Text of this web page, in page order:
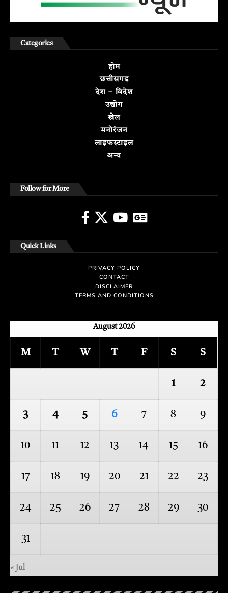
Categories
होम
छत्तीसगढ़
देश – विदेश
उद्योग
खेल
मनोरंजन
लाइफस्टाइल
अन्य
Follow for More
Quick Links
PRIVACY POLICY
CONTACT
DISCLAIMER
TERMS AND CONDITIONS
August 2026
M T W T F S S
1 2
3 4 5 6 7 8 9
10 11 12 13 14 15 16
17 18 19 20 21 22 23
24 25 26 27 28 29 30
31
« Jul